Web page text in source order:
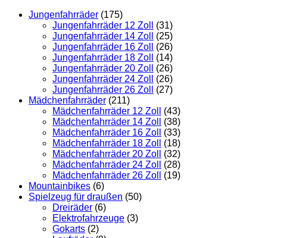
Jungenfahrräder (175)
Jungenfahrräder 12 Zoll
(31)
Jungenfahrräder 14 Zoll
(25)
Jungenfahrräder 16 Zoll
(26)
Jungenfahrräder 18 Zoll
(14)
Jungenfahrräder 20 Zoll
(26)
Jungenfahrräder 24 Zoll
(26)
Jungenfahrräder 26 Zoll
(27)
Mädchenfahrräder (211)
Mädchenfahrräder 12 Zoll
(43)
Mädchenfahrräder 14 Zoll
(38)
Mädchenfahrräder 16 Zoll
(33)
Mädchenfahrräder 18 Zoll
(18)
Mädchenfahrräder 20 Zoll
(32)
Mädchenfahrräder 24 Zoll
(28)
Mädchenfahrräder 26 Zoll
(19)
Mountainbikes (6)
Spielzeug für draußen (50)
Dreiräder (6)
Elektrofahrzeuge (3)
Gokarts (2)